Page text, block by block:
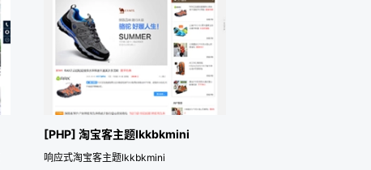
[PHP] 淘宝客主题lkkbkmini
响应式淘宝客主题lkkbkmini